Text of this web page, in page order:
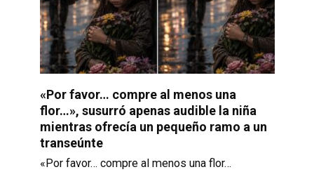
«Por favor… compre al menos una
flor…», susurró apenas audible la niña
mientras ofrecía un pequeño ramo a un
transeúnte
«Por favor… compre al menos una flor…